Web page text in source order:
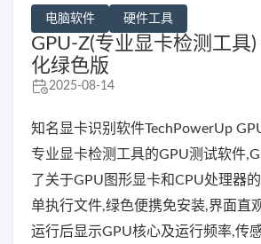
电脑软件 硬件工具
GPU-Z(专业显卡检测工具
化绿色版
2025-08-14
知名显卡识别软件TechPowerUp
专业显卡检测工具的GPU测试软件
了关于GPU图形显卡和CPU处理器
单执行文件,绿色便携免安装,界面直
运行后显示GPU核心及运行频率,传